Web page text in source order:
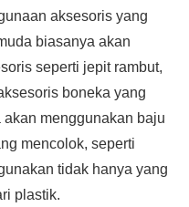
aksesoris yang
biasanya akan
seperti jepit rambut,
boneka yang
akan menggunakan baju
mencolok, seperti
tidak hanya yang
plastik.